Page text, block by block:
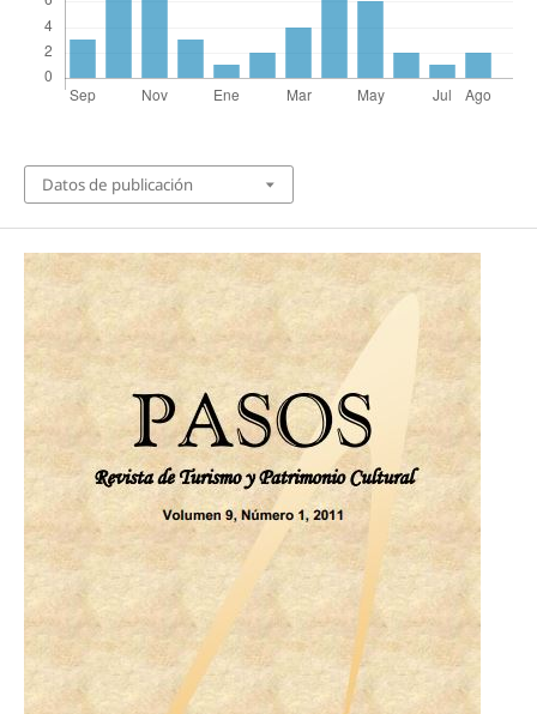
Datos de publicación